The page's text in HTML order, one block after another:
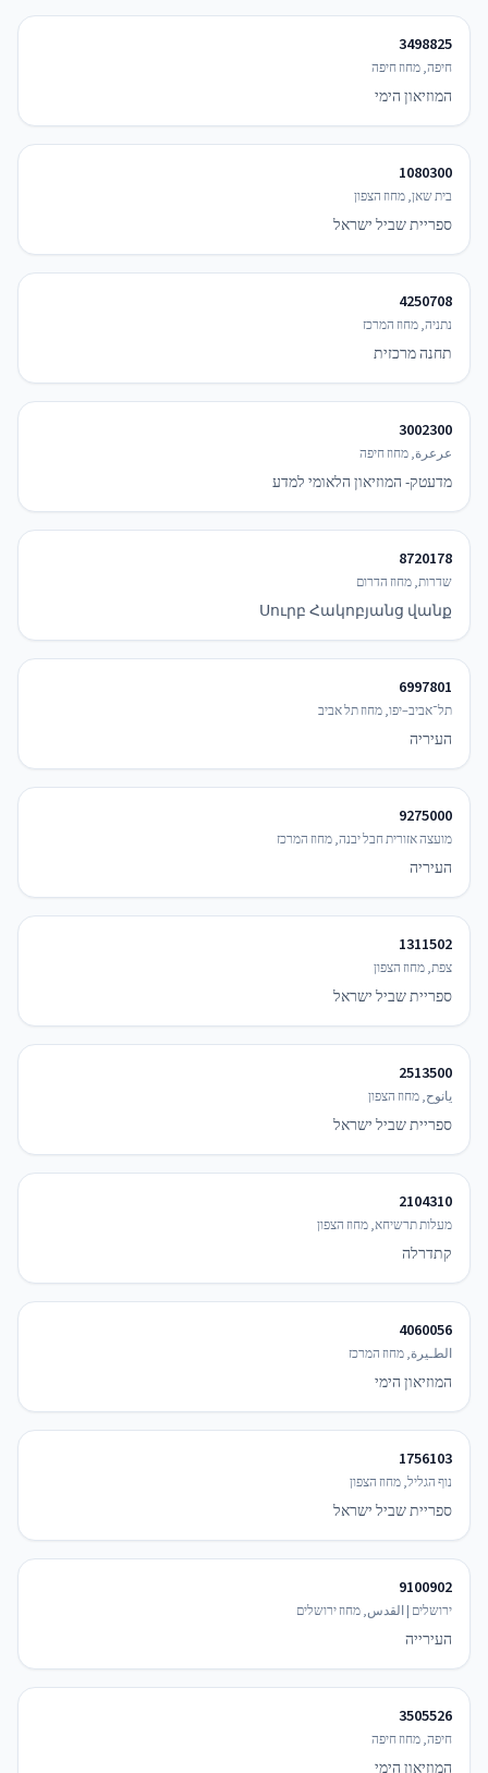
3498825
חיפה, מחוז חיפה
המוזיאון הימי
1080300
בית שאן, מחוז הצפון
ספריית שביל ישראל
4250708
נתניה, מחוז המרכז
תחנה מרכזית
3002300
عرعرة, מחוז חיפה
מדעטק- המוזיאון הלאומי למדע
8720178
שדרות, מחוז הדרום
Սուրբ Հակոբյանց վանք
6997801
תל־אביב–יפו, מחוז תל אביב
העיריה
9275000
מועצה אזורית חבל יבנה, מחוז המרכז
העיריה
1311502
צפת, מחוז הצפון
ספריית שביל ישראל
2513500
يانوح, מחוז הצפון
ספריית שביל ישראל
2104310
מעלות תרשיחא, מחוז הצפון
קתדרלה
4060056
الطـيرة, מחוז המרכז
המוזיאון הימי
1756103
נוף הגליל, מחוז הצפון
ספריית שביל ישראל
9100902
ירושלים | القدس, מחוז ירושלים
העירייה
3505526
חיפה, מחוז חיפה
המוזיאון הימי